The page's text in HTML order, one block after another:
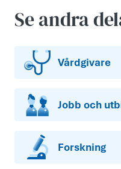
Se andra
Vårdgivare
Jobb och
Forskning